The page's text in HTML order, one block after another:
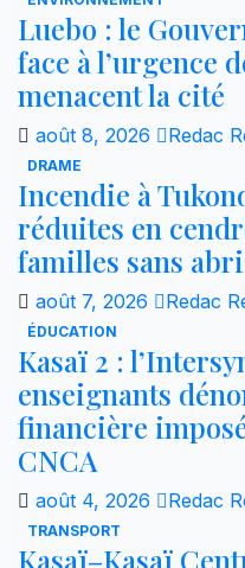
Luebo : le
face à l’urgence
menacent la cité
août 8, 2026 Redac
DRAME
Incendie à
réduites en
familles sans abri
août 7, 2026 Redac
ÉDUCATION
Kasaï 2 :
enseignants
financière
CNCA
août 4, 2026 Redac
TRANSPORT
Kasaï–Kasaï